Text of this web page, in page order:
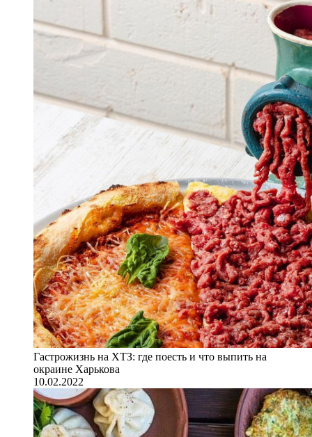
Гастрожизнь на ХТЗ: где поесть и что выпить на
окраине Харькова
10.02.2022